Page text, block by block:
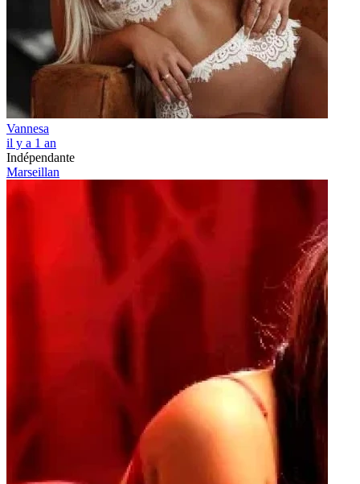
Vannesa
il y a 1 an
Indépendante
Marseillan